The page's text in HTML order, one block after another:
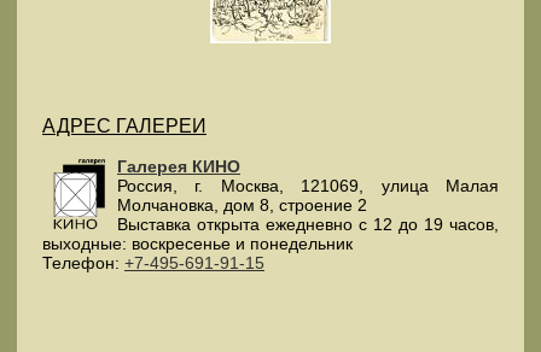
АДРЕС ГАЛЕРЕИ
Галерея КИНО
Россия, г. Москва, 121069, улица Малая
Молчановка, дом 8, строение 2
Выставка открыта ежедневно с 12 до 19 часов,
выходные: воскресенье и понедельник
Телефон: +7-495-691-91-15